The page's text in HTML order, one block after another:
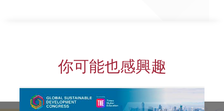
你可能也感興趣